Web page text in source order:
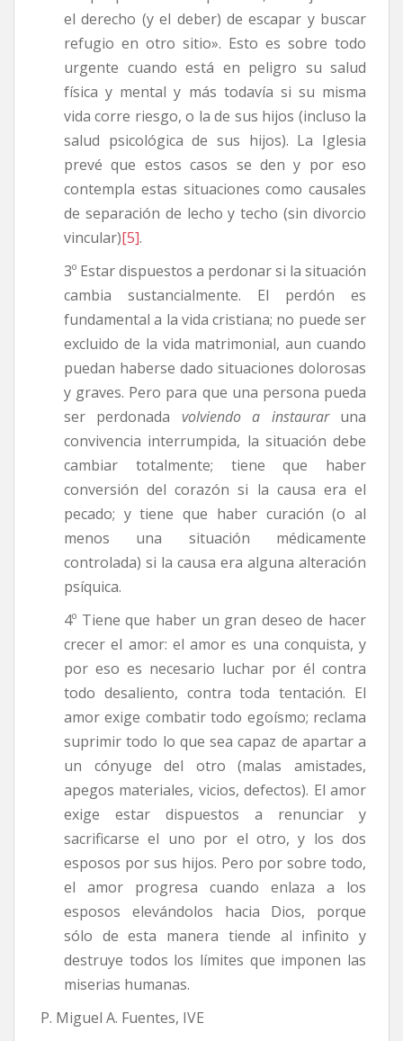
el derecho (y el deber) de escapar y buscar
refugio en otro sitio». Esto es sobre todo
urgente cuando está en peligro su salud
física y mental y más todavía si su misma
vida corre riesgo, o la de sus hijos (incluso la
salud psicológica de sus hijos). La Iglesia
prevé que estos casos se den y por eso
contempla estas situaciones como causales
de separación de lecho y techo (sin divorcio
vincular)[5].
3º Estar dispuestos a perdonar si la situación
cambia sustancialmente. El perdón es
fundamental a la vida cristiana; no puede ser
excluido de la vida matrimonial, aun cuando
puedan haberse dado situaciones dolorosas
y graves. Pero para que una persona pueda
ser perdonada volviendo a instauraruna
convivencia interrumpida, la situación debe
cambiar totalmente; tiene que haber
conversión del corazón si la causa era el
pecado; y tiene que haber curación (o al
menos una situación médicamente
controlada) si la causa era alguna alteración
psíquica.
4º Tiene que haber un gran deseo de hacer
crecer el amor: el amor es una conquista, y
por eso es necesario luchar por él contra
todo desaliento, contra toda tentación. El
amor exige combatir todo egoísmo; reclama
suprimir todo lo que sea capaz de apartar a
un cónyuge del otro (malas amistades,
apegos materiales, vicios, defectos). El amor
exige estar dispuestos a renunciar y
sacrificarse el uno por el otro, y los dos
esposos por sus hijos. Pero por sobre todo,
el amor progresa cuando enlaza a los
esposos elevándolos hacia Dios, porque
sólo de esta manera tiende al infinito y
destruye todos los límites que imponen las
miserias humanas.
P. Miguel A. Fuentes, IVE